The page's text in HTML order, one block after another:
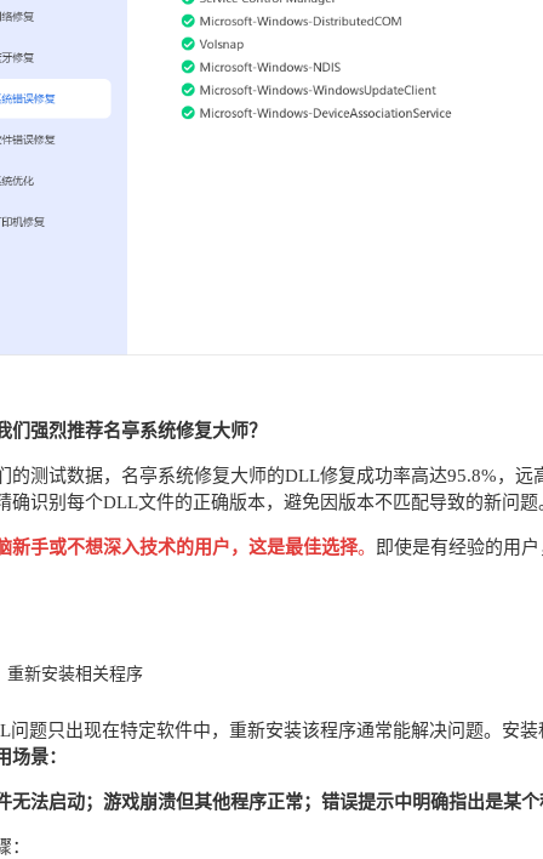
们强烈推荐名亭系统修复大师？
的测试数据，名亭系统修复大师的DLL修复成功率高达95.8%，
确识别每个DLL文件的正确版本，避免因版本不匹配导致的新问题
新手或不想深入技术的用户，这是最佳选择。 即使是有经验的用
重新安装相关程序
问题只出现在特定软件中，重新安装该程序通常能解决问题。安
场景：
无法启动；游戏崩溃但其他程序正常；错误提示中明确指出是某
：